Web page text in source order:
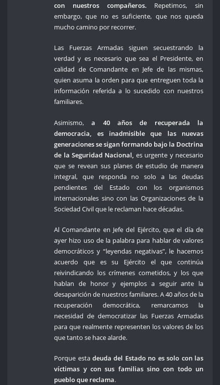
con nuestros compañeros. Repetimos, sin
embargo, que no es suficiente, que nos queda
mucho camino por recorrer.
Las Fuerzas Armadas siguen secuestrando la
verdad y es necesario que sea el Presidente, en
calidad de Comandante en Jefe de las mismas,
quien asuma la orden para que entreguen toda la
información referida a lo sucedido con nuestros
familiares.
Asimismo, a 40 años de recuperada la
democracia, es inadmisible que las nuevas
generaciones se sigan formando bajo la Doctrina
de la Seguridad Nacional, es urgente y necesario
que se revean sus planes de estudio de manera
integral, que responda no solo a las deudas
pendientes del Estado con los organismos
internacionales sino con las Organizaciones de la
Sociedad Civil que le reclaman hace décadas.
Al Comandante en Jefe del Ejército, que el día de
ayer hizo uso de la palabra para hablar de valores
democráticos y “leyendas negativas”, le hacemos
acuerdo que es su Ejército el que continúa
reivindicando los crímenes cometidos, y los que
hablan de honor y ejemplos a seguir ante la
desaparición de nuestros familiares. A 40 años de la
recuperación democrática, remarcamos la
necesidad de democratizar las Fuerzas Armadas
para que realmente representen los valores de los
que tanto se hace alarde.
Porque estadeuda del Estado no es solo con las
víctimas y con sus familias sino con todo un
pueblo que reclama.